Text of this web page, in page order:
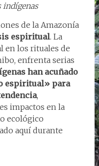
indígenas
de la Amazonía
espiritual. La
en los rituales de
enfrenta serias
han acuñado
espiritual» para
,
impactos en la
ecológico
aquí durante